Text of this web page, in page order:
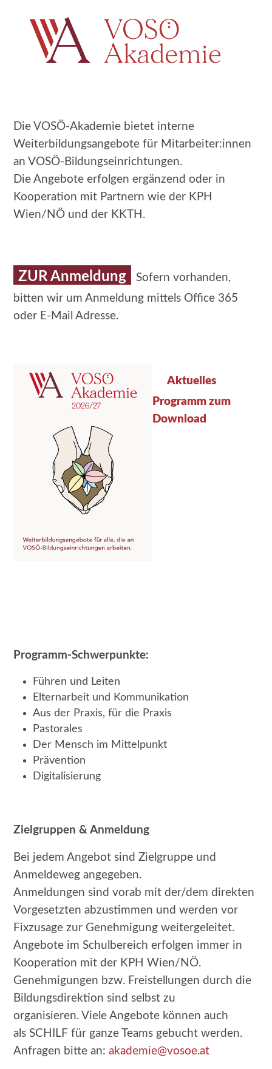
Die VOSÖ-Akademie bietet interne
Weiterbildungsangebote für Mitarbeiter:innen
an VOSÖ-Bildungseinrichtungen.
Die Angebote erfolgen ergänzend oder in
Kooperation mit Partnern wie der KPH
Wien/NÖ und der KKTH.
ZURAnmeldung
Sofern vorhanden,
bitten wir um Anmeldung mittels Office 365
oder E-Mail Adresse.
Aktuelles
Programm zum
Download
Programm-Schwerpunkte:
Führen und Leiten
Elternarbeit und Kommunikation
Aus der Praxis, für die Praxis
Pastorales
Der Mensch im Mittelpunkt
Prävention
Digitalisierung
Zielgruppen & Anmeldung
Bei jedem Angebot sind Zielgruppe und
Anmeldeweg angegeben.
Anmeldungen sind vorab mit der/dem direkten
Vorgesetzten abzustimmen und werden vor
Fixzusage zur Genehmigung weitergeleitet.
Angebote im Schulbereich erfolgen immer in
Kooperation mit der KPH Wien/NÖ.
Genehmigungen bzw. Freistellungen durch die
Bildungsdirektion sind selbst zu
organisieren.Viele Angebote können auch
als SCHILF für ganze Teams gebucht werden.
Anfragen bitte an:akademie@vosoe.at